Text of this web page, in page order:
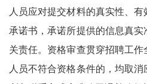
人员应对提交材料的真实性、
承诺书，承诺所提供的信息真
关责任。资格审查贯穿招聘工
人员不符合资格条件的，均取